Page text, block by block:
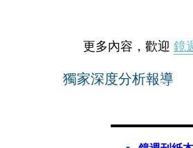
更多內容，歡迎 鏡
獨家深度分析報導